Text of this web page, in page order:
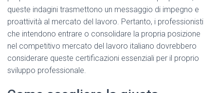
queste indagini trasmettono un messaggio di impegno e
proattività al mercato del lavoro. Pertanto, i professionisti
che intendono entrare o consolidare la propria posizione
nel competitivo mercato del lavoro italiano dovrebbero
considerare queste certificazioni essenziali per il proprio
sviluppo professionale.